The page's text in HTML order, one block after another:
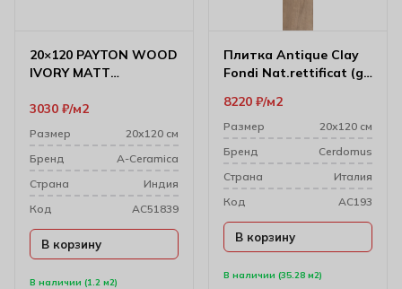
20×120 PAYTON WOOD
IVORY MATT
В наличии (1.2 м2)
3030 ₽ м2
Размер
20х120 см
Бренд
A-Ceramica
Cтрана
Индия
Код
AC51839
В корзину
Плитка Antique Clay
Fondi Nat.rettificat (gl)
В наличии (35.28 м2)
8220 ₽ м2
Размер
20х120 см
Бренд
Cerdomus
Cтрана
Италия
Код
AC193
В корзину